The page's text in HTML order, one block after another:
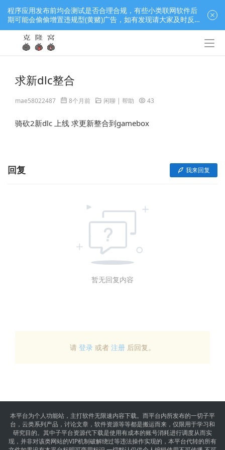
求新dlc整合
mae58022487 8个月前 闲聊 | 帮助 43
骑砍2新dlc 上线 求更新整合到gamebox
回复 我来回复
暂无回复内容
请 登录 或者 注册 后回复。
本平台为个人功能站，主打软件无限速内容下载。而平台内所发布的一切子平
台，云类系列产品，讨论文章，软件资源等等都是搬运而来，仅限用于学习和
研究目的。其中子平台资源代下载是使用有成本的账号消耗进行调度从而实
现，并非对该类网站的VIP机制破解绕过等违法操作实现的，本平台代转的所有
程序应用发布前均会测试是否合理合规，有些小类联网软件后
期可能会偷偷增置违规型(黄赌)广告，如有发现请大家及时反
馈窝长进行处理，共同监督维护良好的程序应用下载社区！